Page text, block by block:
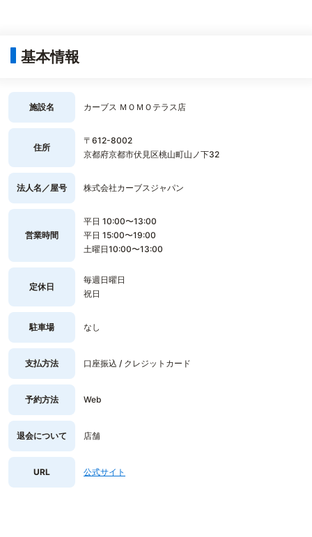
基本情報
施設名 カーブス ＭＯＭＯテラス店
住所
〒612-8002
京都府京都市伏見区桃山町山ノ下32
法人名／屋号 株式会社カーブスジャパン
営業時間
平日 10:00〜13:00
平日 15:00〜19:00
土曜日10:00〜13:00
定休日
毎週日曜日
祝日
駐車場 なし
支払方法 口座振込 / クレジットカード
予約方法 Web
退会について 店舗
URL 公式サイト